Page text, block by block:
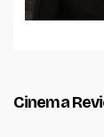
Cinema